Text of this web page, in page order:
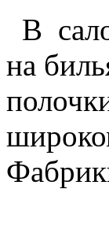
В
на